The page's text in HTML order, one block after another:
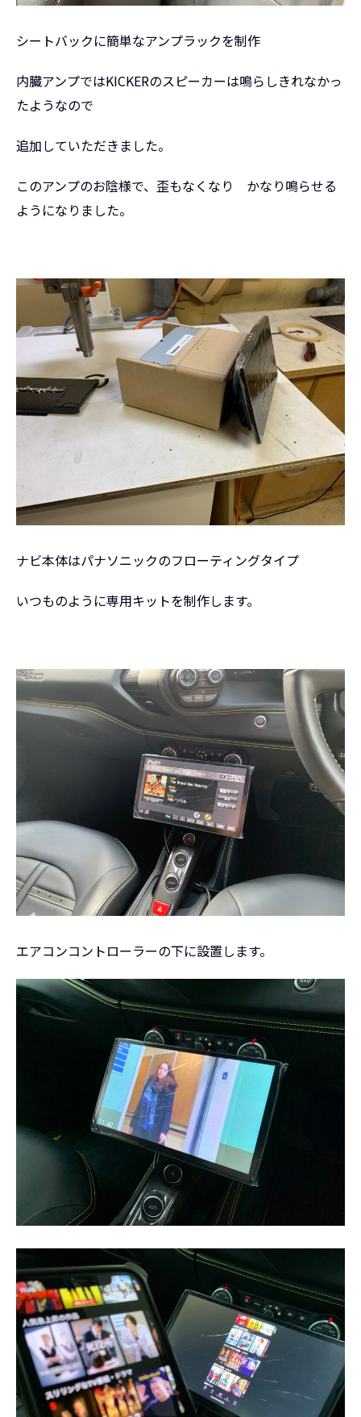
シートバックに簡単なアンプラックを制作
内臓アンプではKICKERのスピーカーは鳴らしきれなかっ
たようなので
追加していただきました。
このアンプのお陰様で、歪もなくなり かなり鳴らせる
ようになりました。
ナビ本体はパナソニックのフローティングタイプ
いつものように専用キットを制作します。
エアコンコントローラーの下に設置します。